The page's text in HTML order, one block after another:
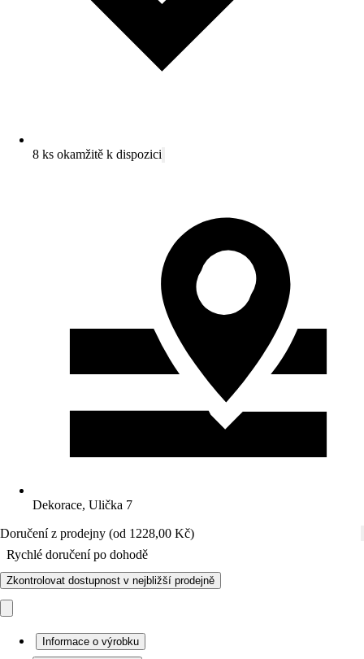
8 ks okamžitě k dispozici
Dekorace, Ulička 7
Doručení z prodejny (od 1228,00 Kč)
Rychlé doručení po dohodě
Zkontrolovat dostupnost v nejbližší prodejně
Informace o výrobku